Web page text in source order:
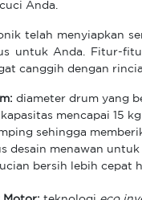
Anda.
telah menyiapkan
untuk Anda. Fitur-
canggih dengan
diameter drum yang
mencapai 15
sehingga
desain menawan
bersih lebih cepat